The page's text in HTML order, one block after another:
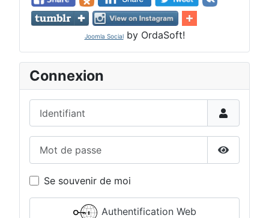
Joomla Socialby OrdaSoft!
Connexion
Afficher
Se souvenir de moi
Authentification Web